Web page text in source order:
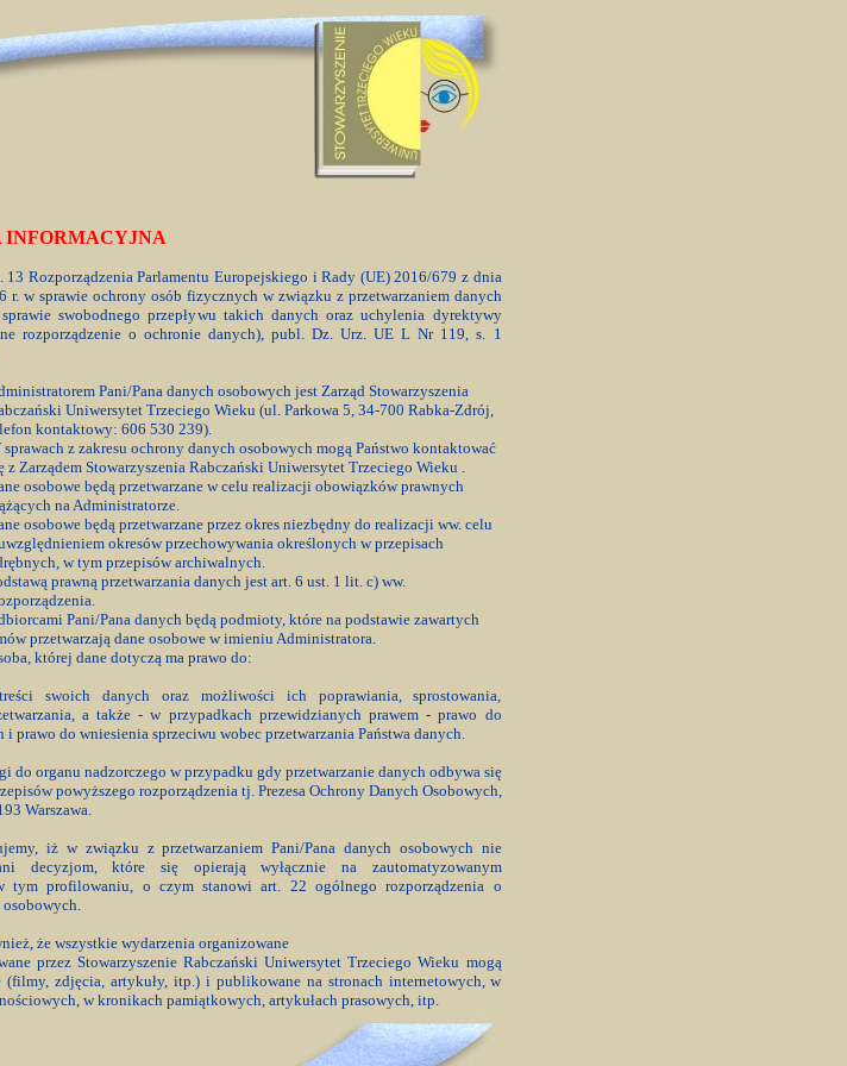
13 Rozporządzenia Parlamentu Europejskiego i Rady (UE) 2016/679 z dnia
r. w sprawie ochrony osób fizycznych w związku z przetwarzaniem danych
swobodnego przepływu takich danych oraz uchylenia dyrektywy
rozporządzenie o ochronie danych), publ. Dz. Urz. UE L Nr 119, s. 1
Pani/Pana danych osobowych jest Zarząd Stowarzyszenia
Uniwersytet Trzeciego Wieku (ul. Parkowa 5, 34-700 Rabka-Zdrój,
kontaktowy: 606 530 239).
sprawach z zakresu ochrony danych osobowych mogą Państwo kontaktować
z Zarządem Stowarzyszenia Rabczański Uniwersytet Trzeciego Wieku .
osobowe będą przetwarzane w celu realizacji obowiązków prawnych
na Administratorze.
osobowe będą przetwarzane przez okres niezbędny do realizacji ww. celu
okresów przechowywania określonych w przepisach
w tym przepisów archiwalnych.
prawną przetwarzania danych jest art. 6 ust. 1 lit. c) ww.
Pani/Pana danych będą podmioty, które na podstawie zawartych
przetwarzają dane osobowe w imieniu Administratora.
której dane dotyczą ma prawo do:
swoich danych oraz możliwości ich poprawiania, sprostowania,
a także - w przypadkach przewidzianych prawem - prawo do
i prawo do wniesienia sprzeciwu wobec przetwarzania Państwa danych.
do organu nadzorczego w przypadku gdy przetwarzanie danych odbywa się
powyższego rozporządzenia tj. Prezesa Ochrony Danych Osobowych,
Warszawa.
iż w związku z przetwarzaniem Pani/Pana danych osobowych nie
decyzjom, które się opierają wyłącznie na zautomatyzowanym
tym profilowaniu, o czym stanowi art. 22 ogólnego rozporządzenia o
że wszystkie wydarzenia organizowane
przez Stowarzyszenie Rabczański Uniwersytet Trzeciego Wieku mogą
(filmy, zdjęcia, artykuły, itp.) i publikowane na stronach internetowych, w
w kronikach pamiątkowych, artykułach prasowych, itp.